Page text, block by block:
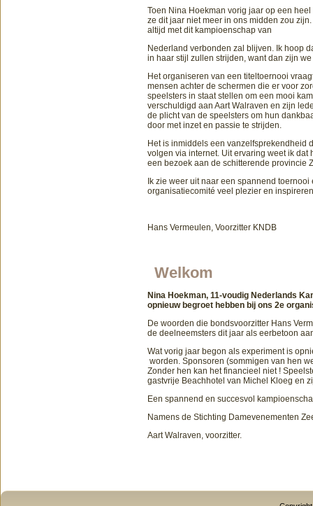
Toen Nina Hoekman vorig jaar op een
ze dit jaar niet meer in ons midden zou
altijd met dit kampioenschap van
Nederland verbonden zal blijven. Ik hoop
in haar stijl zullen strijden, want dan zijn
Het organiseren van een titeltoernooi
mensen achter de schermen die er voor
speelsters in staat stellen om een mooi
verschuldigd aan Aart Walraven en zijn
de plicht van de speelsters om hun
door met inzet en passie te strijden.
Het is inmiddels een vanzelfsprekendheid
volgen via internet. Uit ervaring weet ik
een bezoek aan de schitterende
Ik zie weer uit naar een spannend
organisatiecomité veel plezier en
Hans Vermeulen, Voorzitter KNDB
Welkom
Nina Hoekman, 11-voudig Nederlands
opnieuw begroet hebben bij ons 2e
De woorden die bondsvoorzitter Hans
de deelneemsters dit jaar als eerbetoon
Wat vorig jaar begon als experiment is
worden. Sponsoren (sommigen van hen
Zonder hen kan het financieel niet !
gastvrije Beachhotel van Michel Kloeg en
Een spannend en succesvol
Namens de Stichting Damevenementen
Aart Walraven, voorzitter.